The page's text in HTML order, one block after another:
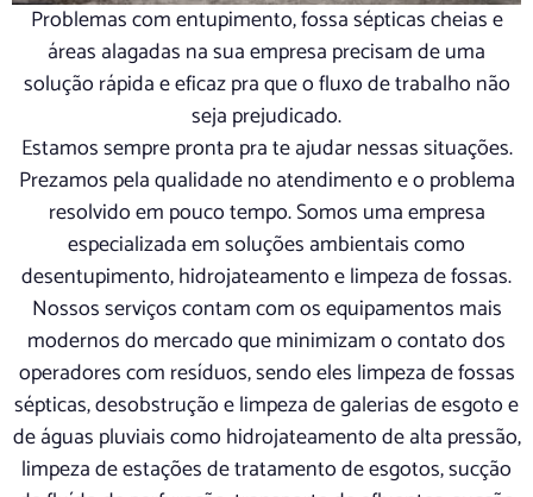
Problemas com entupimento, fossa sépticas cheias e
áreas alagadas na sua empresa precisam de uma
solução rápida e eficaz pra que o fluxo de trabalho não
seja prejudicado.
Estamos sempre pronta pra te ajudar nessas situações.
Prezamos pela qualidade no atendimento e o problema
resolvido em pouco tempo. Somos uma empresa
especializada em soluções ambientais como
desentupimento, hidrojateamento e limpeza de fossas.
Nossos serviços contam com os equipamentos mais
modernos do mercado que minimizam o contato dos
operadores com resíduos, sendo eles limpeza de fossas
sépticas, desobstrução e limpeza de galerias de esgoto e
de águas pluviais como hidrojateamento de alta pressão,
limpeza de estações de tratamento de esgotos, sucção